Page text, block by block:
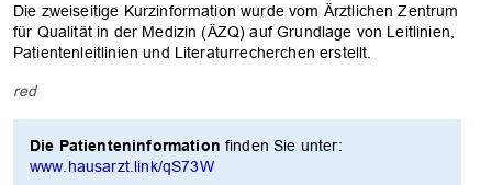
OK
Die zweiseitige Kurzinformation wurde vom Ärztlichen Zentrum
für Qualität in der Medizin (ÄZQ) auf Grundlage von Leitlinien,
Patientenleitlinien und Literaturrecherchen erstellt.
red
Die Patienteninformation finden Sie unter:
www.hausarzt.link/qS73W